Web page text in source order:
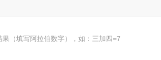
果（填写阿拉伯数字），如：三加四=7